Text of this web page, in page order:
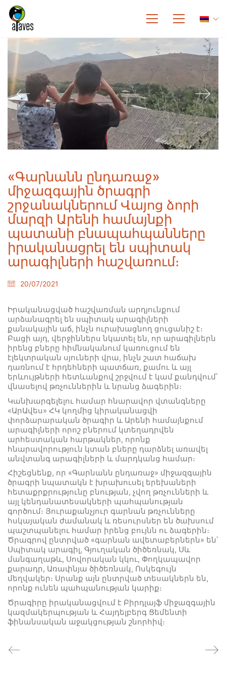
«Գարնանն ընդառաջ»
միջազգային ծրագրի
շրջանակներում Վայոց ձորի
մարզի Արենի համայնքի
պատանի բնապահպանները
իրականացրել են սպիտակ
արագիլների հաշվառում։
20/07/2021
Իրականացված հաշվառման արդյունքում
արձանագրել են սպիտակ արագիլների
քանակային աճ, ինչն ուրախացնող ցուցանիշ է։
Բացի այդ, վերջիններս նկատել են, որ արագիլներն
իրենց բները հիմնականում կառուցում են
էլեկտրական սյուների վրա, ինչն շատ հաճախ
դառնում է հրդեհների պատճառ, քամու և այլ
երևույթների հետևանքով շրջվում է կամ քանդվում՝
վնասելով թռչուններին և նրանց ձագերին։
Կանխարգելելու համար հնարավոր վտանգները
«ԱրԱվես» ՀԿ կողմից կիրականացվի
փորձարարական ծրագիր և Արենի համայնքում
արագիլների որոշ բներում կտեղադրվեն
արհեստական հարթակներ, որոնք
հնարավորություն կտան բները դարձնել առավել
անվտանգ արագիլների և մարդկանց համար։
Հիշեցնենք, որ «Գարնանն ընդառաջ» միջազգային
ծրագրի նպատակն է խրախուսել երեխաների
հետաքրքրությունը բնության, չվող թռչունների և
այլ կենդանատեսակների պահպանության
գործում։ Յուրաքանչյուր գարնան թռչունները
հսկայական ժամանակ և ռեսուրսներ են ծախսում
պաշտպանելու համար իրենց բույնն ու ձագերին։
Ծրագրով ընտրված «գարնան ավետաբերներն» են՝
Սպիտակ արագիլ, Գյուղական ծիծեռնակ, Սև
մանգաղաթև, Սովորական կկու, Փողկապավոր
քարադր, Առափնյա ծիծեռնակ, Ոսկեգույն
մեղվակեր։ Սրանք այն ընտրված տեսակներն են,
որոնք ունեն պահպանության կարիք։
Ծրագիրը իրականացվում է Բիրդլայֆ միջազգային
կազմակերպության և Հայդելբերգ Ցեմենտի
ֆինանսական աջակցության շնորհիվ։